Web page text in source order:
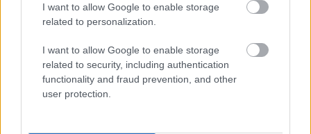
I want to allow Google to enable storage
related to personalization.
I want to allow Google to enable storage
related to security, including authentication
functionality and fraud prevention, and other
user protection.
περισσότερα
, 7 Αυγούστου 2026 || My money